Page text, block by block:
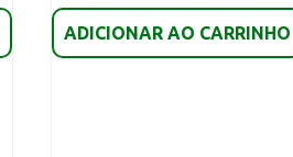
ADICIONAR AO CARRINHO